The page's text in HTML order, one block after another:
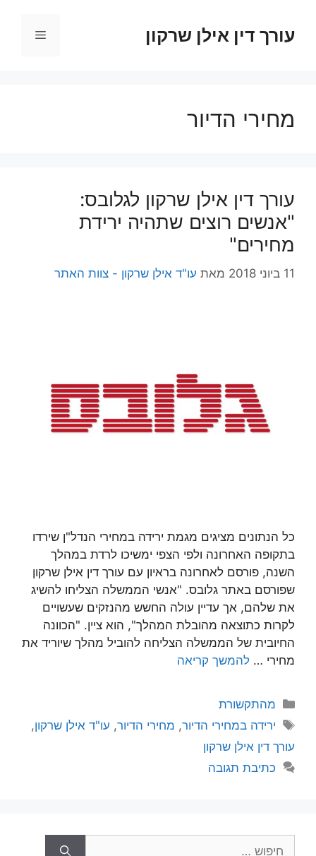
עורך דין אילן שרקון תפריט
מחירי הדיור
עורך דין אילן שרקון לגלובס:
"אנשים רוצים שתהיה ירידת
מחירים"
11 ביוני 2018 מאת עו"ד אילן שרקון - צוות האתר
כל הנתונים מציגים מגמת ירידה במחירי הנדל"ן שירדו
בתקופה האחרונה ולפי הצפי ימשיכו לרדת במהלך
השנה, פורסם לאחרונה בראיון עם עורך דין אילן שרקון
שפורסם באתר גלובס. "אנשי הממשלה הצליחו להשיג
את שלהם, אך עדיין עולה החשש מהנזקים שעשויים
לקרות כתוצאה מהובלת המהלך", הוא ציין. "הכוונה
החיובית של הממשלה הצליחה להוביל מהלך שיוריד את
מחירי … להמשך קריאה
קטגוריות
מהתקשורת
תגיות
ירידה במחירי הדיור, מחירי הדיור, עו"ד אילן שרקון,
עורך דין אילן שרקון
כתיבת תגובה